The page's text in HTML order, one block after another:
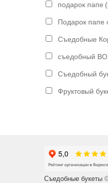
подарок папе
Подарок папе
Съедобные
съедобный
Съедобный
Фруктовый
Съедобные букеты